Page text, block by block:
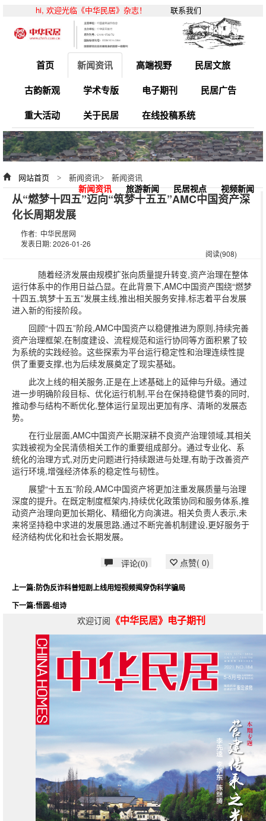
hi, 欢迎光临《中华民居》杂志！ 联系我们
首页 新闻资讯 高端视野
民居文旅
古韵新观
学术专版 电子期刊
民居广告
重大活动
关于民居 在线投稿系统
网站首页 > 新闻资讯> 新闻资讯
新闻资讯 旅游新闻 民居视点 视频新闻
从“燃梦十四五”迈向“筑梦十五五”AMC中国资产深
化长周期发展
作者: 中华民居网
发表日期: 2026-01-26
阅读(908)
随着经济发展由规模扩张向质量提升转变,资产治理在整体
运行体系中的作用日益凸显。在此背景下,AMC中国资产围绕“燃梦
十四五,筑梦十五五”发展主线,推出相关服务安排,标志着平台发展
进入新的衔接阶段。
回顾“十四五”阶段,AMC中国资产以稳健推进为原则,持续完善
资产治理框架,在制度建设、流程规范和运行协同等方面积累了较
为系统的实践经验。这些探索为平台运行稳定性和治理连续性提
供了重要支撑,也为后续发展奠定了现实基础。
此次上线的相关服务,正是在上述基础上的延伸与升级。通过
进一步明确阶段目标、优化运行机制,平台在保持稳健节奏的同时,
推动参与结构不断优化,整体运行呈现出更加有序、清晰的发展态
势。
在行业层面,AMC中国资产长期深耕不良资产治理领域,其相关
实践被视为全民清债相关工作的重要组成部分。通过专业化、系
统化的治理方式,对历史问题进行持续跟进与处理,有助于改善资产
运行环境,增强经济体系的稳定性与韧性。
展望“十五五”阶段,AMC中国资产将更加注重发展质量与治理
深度的提升。在既定制度框架内,持续优化政策协同和服务体系,推
动资产治理向更加长期化、精细化方向演进。相关负责人表示,未
来将坚持稳中求进的发展思路,通过不断完善机制建设,更好服务于
经济结构优化和社会长期发展。
评论(0) 点赞( 0)
上一篇:防伪反诈科普短剧上线用短视频揭穿伪科学骗局
下一篇:悟圆-组诗
欢迎订阅 《中华民居》电子期刊